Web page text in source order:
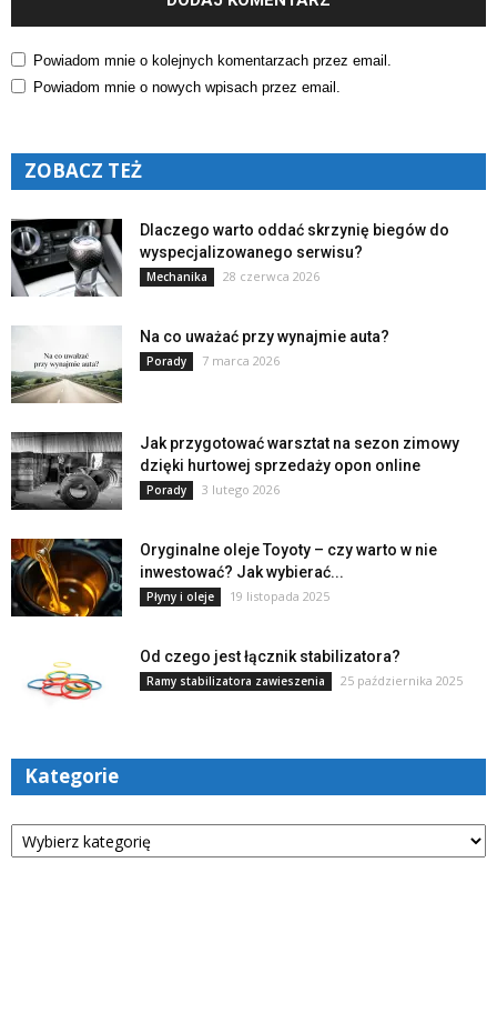
Powiadom mnie o kolejnych komentarzach przez email.
Powiadom mnie o nowych wpisach przez email.
ZOBACZ TEŻ
Dlaczego warto oddać skrzynię biegów do
wyspecjalizowanego serwisu?
Mechanika 28 czerwca 2026
Na co uważać przy wynajmie auta?
Porady 7 marca 2026
Jak przygotować warsztat na sezon zimowy
dzięki hurtowej sprzedaży opon online
Porady 3 lutego 2026
Oryginalne oleje Toyoty – czy warto w nie
inwestować? Jak wybierać...
Płyny i oleje 19 listopada 2025
Od czego jest łącznik stabilizatora?
Ramy stabilizatora zawieszenia 25 października 2025
Kategorie
Kategorie